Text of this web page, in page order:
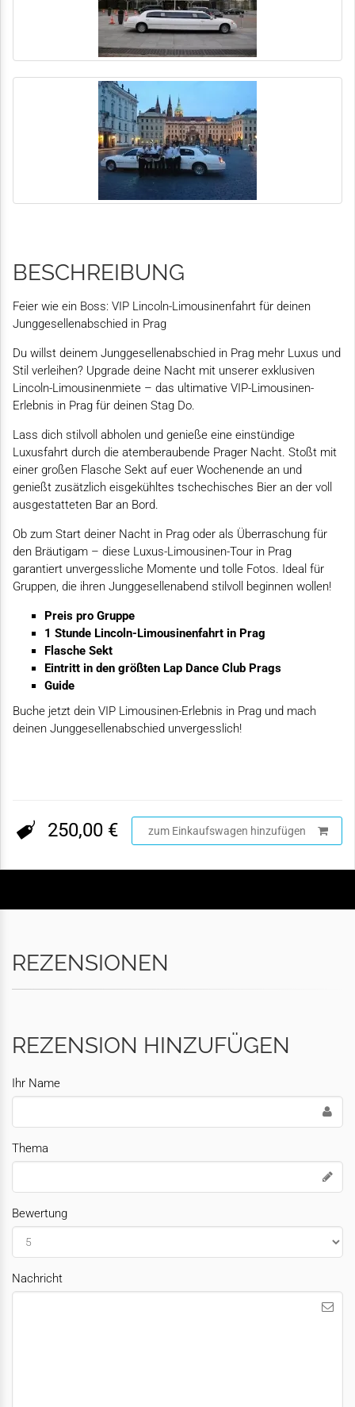
BESCHREIBUNG
Feier wie ein Boss: VIP Lincoln-Limousinenfahrt für deinen
Junggesellenabschied in Prag
Du willst deinem Junggesellenabschied in Prag mehr Luxus und
Stil verleihen? Upgrade deine Nacht mit unserer exklusiven
Lincoln-Limousinenmiete – das ultimative VIP-Limousinen-
Erlebnis in Prag für deinen Stag Do.
Lass dich stilvoll abholen und genieße eine einstündige
Luxusfahrt durch die atemberaubende Prager Nacht. Stoßt mit
einer großen Flasche Sekt auf euer Wochenende an und
genießt zusätzlich eisgekühltes tschechisches Bier an der voll
ausgestatteten Bar an Bord.
Ob zum Start deiner Nacht in Prag oder als Überraschung für
den Bräutigam – diese Luxus-Limousinen-Tour in Prag
garantiert unvergessliche Momente und tolle Fotos. Ideal für
Gruppen, die ihren Junggesellenabend stilvoll beginnen wollen!
Preis pro Gruppe
1 Stunde Lincoln-Limousinenfahrt in Prag
Flasche Sekt
Eintritt in den größten Lap Dance Club Prags
Guide
Buche jetzt dein VIP Limousinen-Erlebnis in Prag und mach
deinen Junggesellenabschied unvergesslich!
250,00 € zum Einkaufswagen hinzufügen
REZENSIONEN
REZENSION HINZUFÜGEN
Ihr Name
Thema
Bewertung
Nachricht